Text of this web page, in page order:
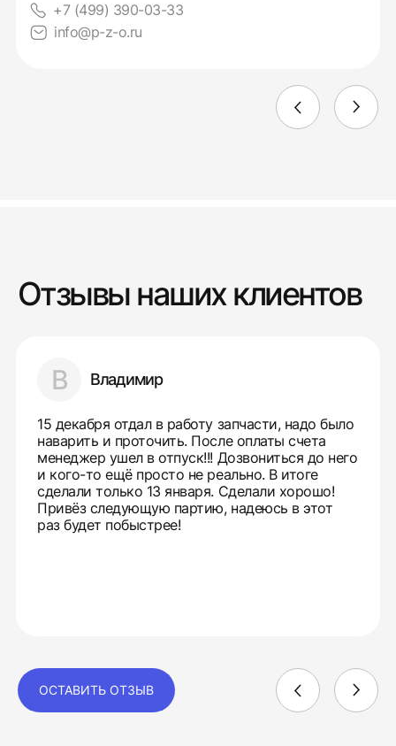
+7 (499) 390-03-33
info@p-z-o.ru
Отзывы наших клиентов
В Владимир
15 декабря отдал в работу запчасти, надо было
наварить и проточить. После оплаты счета
менеджер ушел в отпуск!!! Дозвониться до него
и кого-то ещё просто не реально. В итоге
сделали только 13 января. Сделали хорошо!
Привёз следующую партию, надеюсь в этот
раз будет побыстрее!
ОСТАВИТЬ ОТЗЫВ